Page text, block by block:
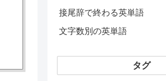
接尾辞で終わる英単語
文字数別の英単語
タグ